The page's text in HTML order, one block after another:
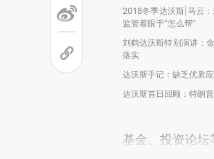
2018冬季达沃斯|马云
监管着眼于“怎么帮”
刘鹤达沃斯特别演讲：
落实
达沃斯手记：缺乏优质
达沃斯首日回顾：特朗
基金、投资论坛